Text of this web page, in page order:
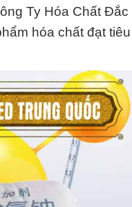
Ty Hóa Chất Đắc
hóa chất đạt tiêu